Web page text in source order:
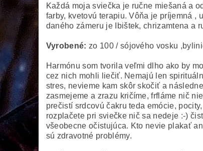
Každá moja sviečka je ručne miešaná a
farby, kvetovú terapiu. Vôňa je príjemná ,
daného zámeru je Ibištek, chrizamtena a
Vyrobené: zo 100 / sójového vosku
Harmónu som tvorila veľmi dlho ako by
cez nich mohli liečiť. Nemajú len
stres, nevieme kam skôr skočiť a
zasmejeme a zrazu kričíme, frfláme nič
prečistí srdcovú čakru teda emócie,
rozplačete pri sviečke nič sa nedeje :-)
všeobecne očistujúca. Kto nevie plakať
sú zdravotné problémy.